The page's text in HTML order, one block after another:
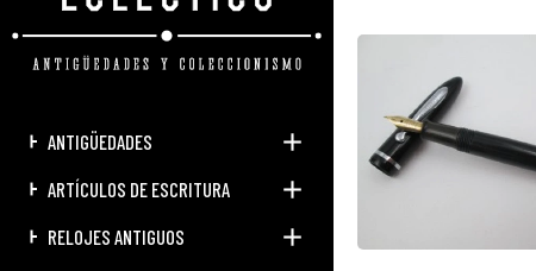
ANTIGÜEDADES
ARTÍCULOS DE ESCRITURA
RELOJES ANTIGUOS